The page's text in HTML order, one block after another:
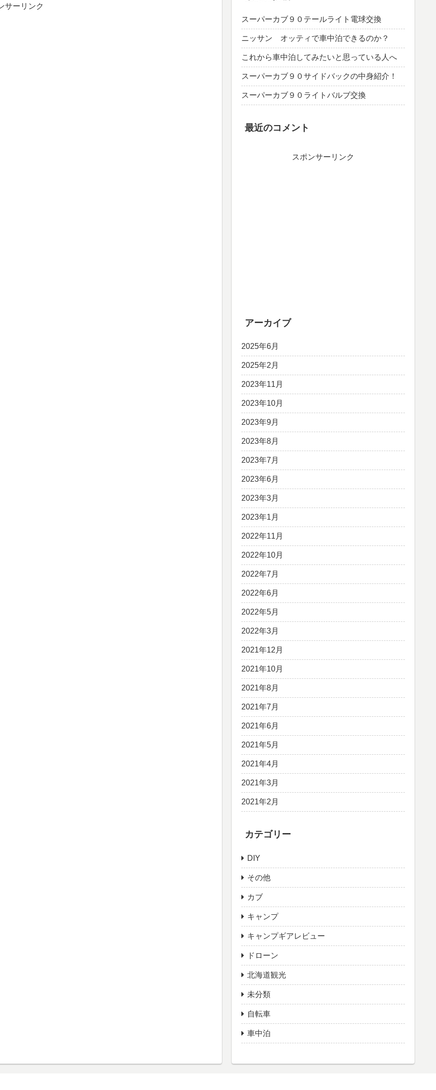
サーリンク
スーパーカブ９０テールライト電球交換
ニッサン オッティで車中泊できるのか？
これから車中泊してみたいと思っている人へ
スーパーカブ９０サイドバックの中身紹介！
スーパーカブ９０ライトバルブ交換
最近のコメント
スポンサーリンク
アーカイブ
2025年6月
2025年2月
2023年11月
2023年10月
2023年9月
2023年8月
2023年7月
2023年6月
2023年3月
2023年1月
2022年11月
2022年10月
2022年7月
2022年6月
2022年5月
2022年3月
2021年12月
2021年10月
2021年8月
2021年7月
2021年6月
2021年5月
2021年4月
2021年3月
2021年2月
カテゴリー
DIY
その他
カブ
キャンプ
キャンプギアレビュー
ドローン
北海道観光
未分類
自転車
車中泊